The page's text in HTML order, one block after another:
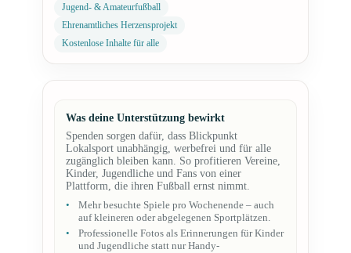
Jugend- & Amateurfußball
Ehrenamtliches Herzensprojekt
Kostenlose Inhalte für alle
Was deine Unterstützung bewirkt
Spenden sorgen dafür, dass Blickpunkt
Lokalsport unabhängig, werbefrei und für alle
zugänglich bleiben kann. So profitieren Vereine,
Kinder, Jugendliche und Fans von einer
Plattform, die ihren Fußball ernst nimmt.
Mehr besuchte Spiele pro Wochenende – auch
auf kleineren oder abgelegenen Sportplätzen.
Professionelle Fotos als Erinnerungen für Kinder
und Jugendliche statt nur Handy-